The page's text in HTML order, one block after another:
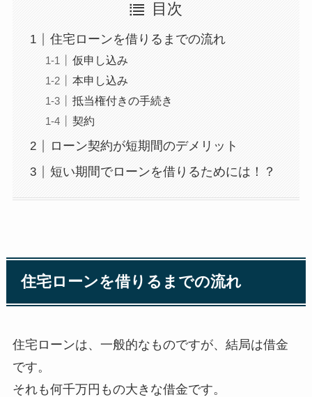
目次
住宅ローンを借りるまでの流れ
仮申し込み
本申し込み
抵当権付きの手続き
契約
ローン契約が短期間のデメリット
短い期間でローンを借りるためには！？
住宅ローンを借りるまでの流れ
住宅ローンは、一般的なものですが、結局は借金
です。
それも何千万円もの大きな借金です。